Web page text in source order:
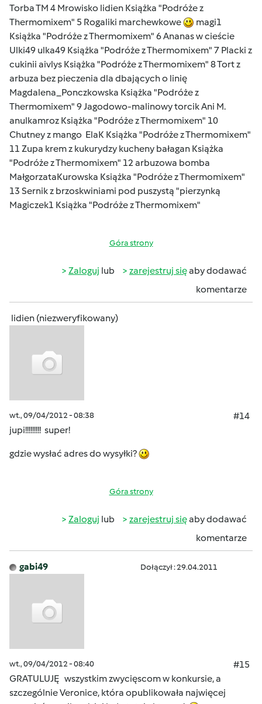
Torba TM 4 Mrowisko lidien Książka "Podróże z
Thermomixem" 5 Rogaliki marchewkowe
magi1
Książka "Podróże z Thermomixem" 6 Ananas w cieście
Ulki49 ulka49 Książka "Podróże z Thermomixem" 7 Placki z
cukinii aivlys Książka "Podróże z Thermomixem" 8 Tort z
arbuza bez pieczenia dla dbających o linię
Magdalena_Ponczkowska Książka "Podróże z
Thermomixem" 9 Jagodowo-malinowy torcik Ani M.
anulkamroz Książka "Podróże z Thermomixem" 10
Chutney z mango ElaK Książka "Podróże z Thermomixem"
11 Zupa krem z kukurydzy kucheny bałagan Książka
"Podróże z Thermomixem" 12 arbuzowa bomba
MałgorzataKurowska Książka "Podróże z Thermomixem"
13 Sernik z brzoskwiniami pod puszystą "pierzynką
Magiczek1 Książka "Podróże z Thermomixem"
Góra strony
Zaloguj lub zarejestruj sięaby dodawać
komentarze
lidien (niezweryfikowany)
wt., 09/04/2012 - 08:38
#14
jupi!!!!!!!!! super!
gdzie wysłać adres do wysyłki?
Góra strony
Zaloguj lub zarejestruj sięaby dodawać
komentarze
gabi49 Dołączył : 29.04.2011
wt., 09/04/2012 - 08:40
#15
GRATULUJĘ wszystkim zwycięscom w konkursie, a
szczególnie Veronice, która opublikowała najwięcej